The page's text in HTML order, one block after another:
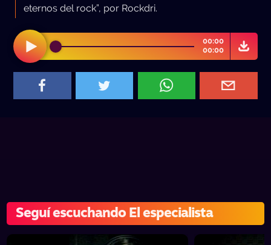
eternos del rock”, por Rockdri.
00:00
00:00
Seguí escuchando El especialista